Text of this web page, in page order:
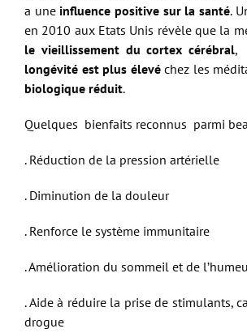
a une influence positive sur la santé.
en 2010 aux Etats Unis révèle que la
le vieillissement du cortex cérébral,
longévité est plus élevéchez les
biologique réduit.
Quelques bienfaits reconnus parmi
. Réduction de la pression artérielle
. Diminution de la douleur
. Renforce le système immunitaire
. Amélioration du sommeil et de
. Aide à réduire la prise de stimulants,
drogue